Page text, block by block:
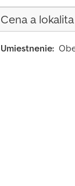
Cena a lokalita
Umiestnenie: